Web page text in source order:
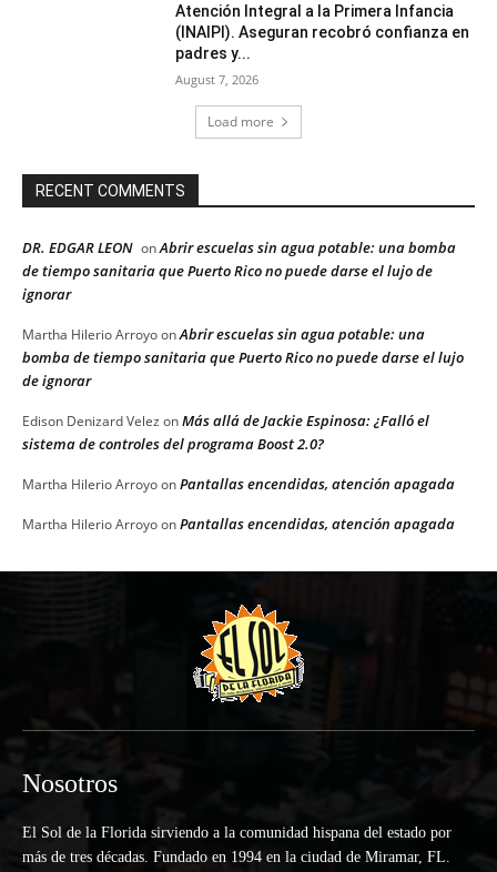
Atención Integral a la Primera Infancia
(INAIPI). Aseguran recobró confianza en
padres y...
August 7, 2026
Load more
RECENT COMMENTS
DR. EDGAR LEON onAbrir escuelas sin agua potable: una bomba
de tiempo sanitaria que Puerto Rico no puede darse el lujo de
ignorar
Martha Hilerio ArroyoonAbrir escuelas sin agua potable: una
bomba de tiempo sanitaria que Puerto Rico no puede darse el lujo
de ignorar
Edison Denizard Velez onMás allá de Jackie Espinosa: ¿Falló el
sistema de controles del programa Boost 2.0?
Martha Hilerio ArroyoonPantallas encendidas, atención apagada
Martha Hilerio ArroyoonPantallas encendidas, atención apagada
Nosotros
El Sol de la Florida sirviendo a la comunidad hispana del estado por
más de tres décadas. Fundado en 1994 en la ciudad de Miramar, FL.